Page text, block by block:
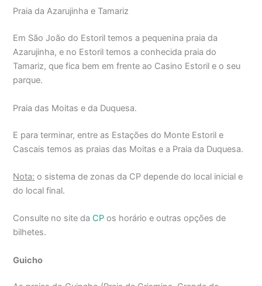
Praia da Azarujinha e Tamariz
Em São João do Estoril temos a pequenina praia da
Azarujinha, e no Estoril temos a conhecida praia do
Tamariz, que fica bem em frente ao Casino Estoril e o seu
parque.
Praia das Moitas e da Duquesa.
E para terminar, entre as Estações do Monte Estoril e
Cascais temos as praias das Moitas e a Praia da Duquesa.
Nota: o sistema de zonas da CP depende do local inicial e
do local final.
Consulte no site da CPos horário e outras opções de
bilhetes.
Guicho